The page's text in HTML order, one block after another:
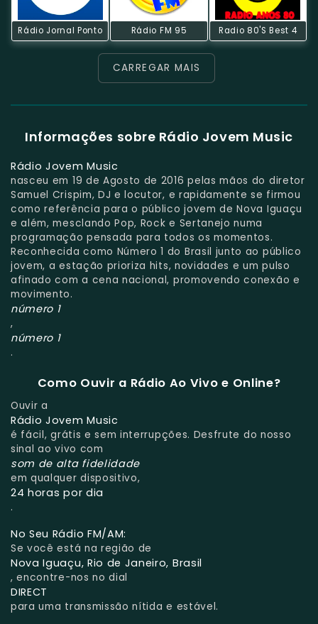
Rádio Jornal Ponto Rádio FM 95 Radio 80's Best 4
CARREGAR MAIS
Informações sobre Rádio Jovem Music
Rádio Jovem Music
nasceu em 19 de Agosto de 2016 pelas mãos do diretor
Samuel Crispim, DJ e locutor, e rapidamente se firmou
como referência para o público jovem de Nova Iguaçu
e além, mesclando Pop, Rock e Sertanejo numa
programação pensada para todos os momentos.
Reconhecida como Número 1 do Brasil junto ao público
jovem, a estação prioriza hits, novidades e um pulso
afinado com a cena nacional, promovendo conexão e
movimento.
número 1
,
número 1
.
Como Ouvir a Rádio Ao Vivo e Online?
Ouvir a
Rádio Jovem Music
é fácil, grátis e sem interrupções. Desfrute do nosso
sinal ao vivo com
som de alta fidelidade
em qualquer dispositivo,
24 horas por dia
.
No Seu Rádio FM/AM:
Se você está na região de
Nova Iguaçu, Rio de Janeiro, Brasil
, encontre-nos no dial
DIRECT
para uma transmissão nítida e estável.